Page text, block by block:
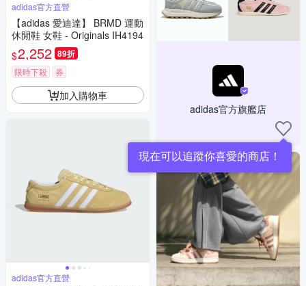
adidas官方直營
【adidas 愛迪達】 BRMD 運動
休閒鞋 女鞋 - Originals IH4194
$2,252 89折
限時下殺 券
加入購物車
adidas官方直營
adidas官方旗艦店
現在可以追蹤你喜愛的商店！